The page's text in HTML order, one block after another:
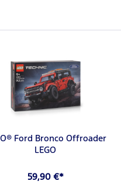
Ford Bronco Offroader
LEGO
59,90 €*